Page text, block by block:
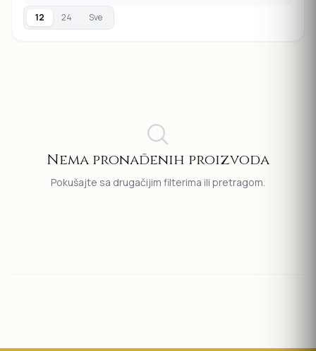
12 24 Sve
Nema pronađenih proizvoda
Pokušajte sa drugačijim filterima ili pretragom.